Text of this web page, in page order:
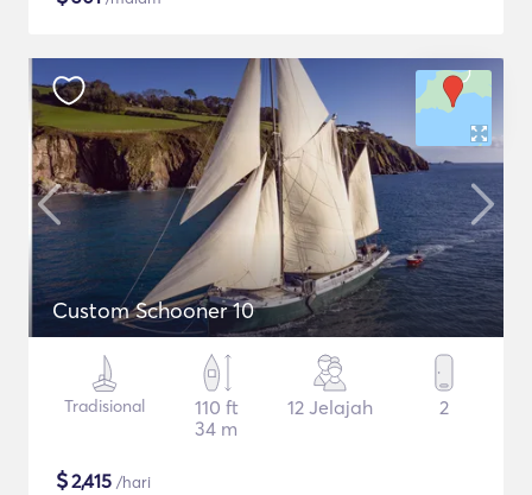
Custom Schooner 10
Tradisional
110 ft
34 m
12 Jelajah 2
$2,415 /hari